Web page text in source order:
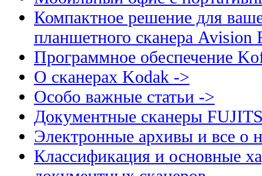
Компактное решение для
планшетного сканера Avision
Программное обеспечение
О сканерах Kodak ->
Особо важные статьи ->
Документные сканеры
Электронные архивы и все о
Классификация и основные